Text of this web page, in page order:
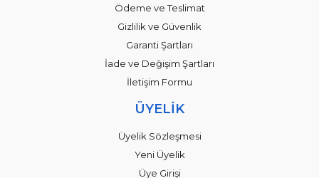
Ödeme ve Teslimat
Gizlilik ve Güvenlik
Garanti Şartları
İade ve Değişim Şartları
İletişim Formu
ÜYELİK
Üyelik Sözleşmesi
Yeni Üyelik
Üye Girişi